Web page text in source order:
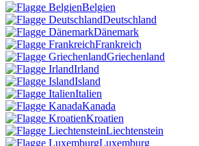
Belgien
Deutschland
Dänemark
Frankreich
Griechenland
Irland
Island
Italien
Kanada
Kroatien
Liechtenstein
Luxemburg